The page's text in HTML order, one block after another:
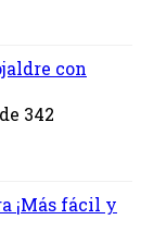
con
342
¡Más fácil y